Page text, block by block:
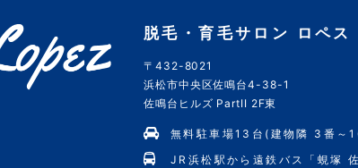
脱毛・育毛サロン ロペス
〒432-8021
浜松市中央区佐鳴台4-38-1
佐鳴台ヒルズ PartII 2F東
無料駐車場13台(建物隣 3番～
JR浜松駅から遠鉄バス「蜆塚